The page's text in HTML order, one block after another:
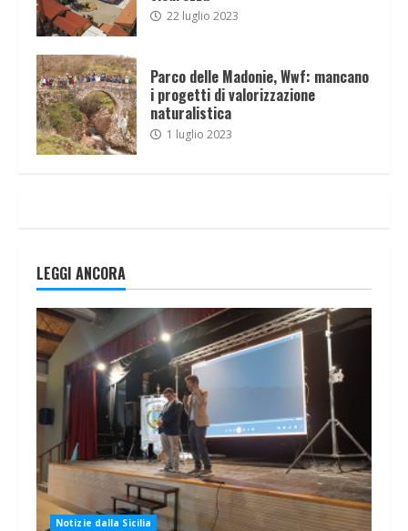
22 luglio 2023
Parco delle Madonie, Wwf: mancano
i progetti di valorizzazione
naturalistica
1 luglio 2023
LEGGI ANCORA
Notizie dalla Sicilia